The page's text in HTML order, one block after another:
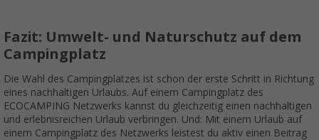
Fazit: Umwelt- und Naturschutz auf dem
Campingplatz
Die Wahl des Campingplatzes ist schon der erste Schritt in Richtung
eines nachhaltigen Urlaubs. Auf einem Campingplatz des
ECOCAMPING Netzwerks kannst du gleichzeitig einen nachhaltigen
und erlebnisreichen Urlaub verbringen. Und: Mit einem Urlaub auf
einem Campingplatz des Netzwerks leistest du aktiv einen Beitrag